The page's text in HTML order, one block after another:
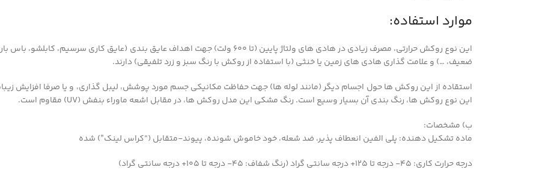
موارد استفاده:
این نوع روکش حرارتی، مصرف زیادی در هادی های ولتاژ پایین (تا ۶۰۰ ولت) جهت اهداف عایق
ضعیف، …) و علامت گذاری هادی های زمین یا خنثی (با استفاده از روکش با رنگ سبز و زرد تلفیقی) دارند.
استقاده از این روکش ها حول اجسام دیگر (مانند لوله ها) جهت حفاظت مکانیکی جسم مورد پوشش، لیبل گذاری، و یا صرفا افزایش
این نوع روکش ها، رنگ بندی آن بسیار وسیع است. رنگ مشکی این مدل روکش ها، در مقابل اشعه ماوراء بنفش (UV) مقاوم است.
ب) مشخصات:
ماده تشکیل دهنده: پلی الفین انعطاف پذیر، ضد شعله، خود خاموش شونده، پیوند-متقابل (“کراس لینک”) شده
درجه حرارت کاری: ۴۵- درجه تا ۱۲۵+ درجه سانتی گراد (رنگ شفاف: ۴۵- درجه تا ۱۰۵+ درجه سانتی گراد)